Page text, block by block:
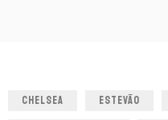
CHELSEA ESTEVÃO